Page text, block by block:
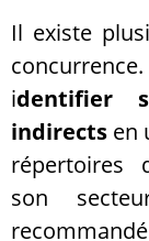
Il existe
identifier
indirects en
répertoires
son
recommandé